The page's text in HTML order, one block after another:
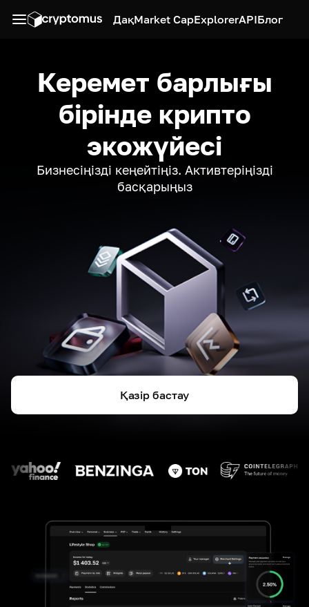
ДақMarket CapExplorerAPIБлог
Керемет барлығы
бірінде крипто
экожүйесі
Бизнесіңізді кеңейтіңіз. Активтеріңізді
басқарыңыз
Қазір бастау